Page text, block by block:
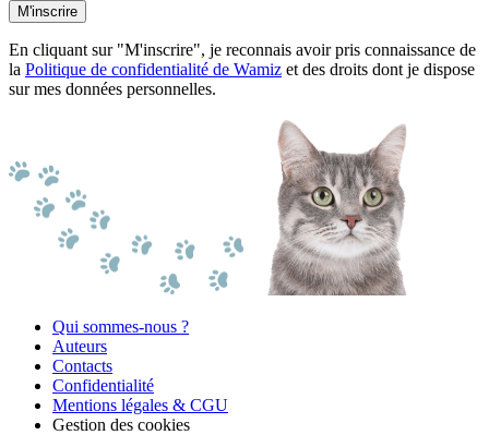
M'inscrire
En cliquant sur "M'inscrire", je reconnais avoir pris connaissance de
la Politique de confidentialité de Wamiz et des droits dont je dispose
sur mes données personnelles.
Qui sommes-nous ?
Auteurs
Contacts
Confidentialité
Mentions légales & CGU
Gestion des cookies